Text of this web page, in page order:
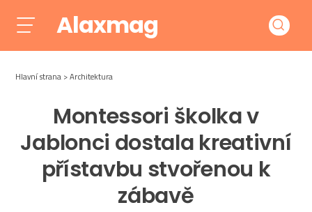
Alaxmag
Hlavní strana Architektura
Montessori školka v
Jablonci dostala kreativní
přístavbu stvořenou k
zábavě